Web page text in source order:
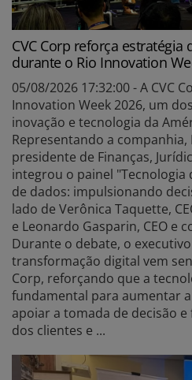
CVC Corp reforça
durante o Rio Innovation
05/08/2026 17:32:00 - A CVC
Innovation Week 2026, um
inovação e tecnologia da
Representando a companhia,
presidente de Finanças,
integrou o painel "Tecnologia
de dados: impulsionando
lado de Verônica Taquette,
e Leonardo Gasparin, CEO e
Durante o debate, o
transformação digital vem
Corp, reforçando que a
fundamental para aumentar
apoiar a tomada de decisão
dos clientes e ...